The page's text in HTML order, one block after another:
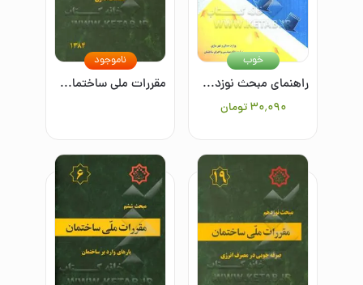
راهنمای مبحث نوزدهم مقررات ملی ساختمان (صرفه‌جویی در مصرف انرژی): عایق‌کاری حرارتی پوسته خارجی ساختمان‌ها/جلد 1
۳۰٬۰۹۰ تومان
خوب
مقررات ملی ساختمان ایران: مبحث دوم: نظامات اداری بانضمام: مجموعه شیوه‌نامه‌های مصوب اردیبهشت ماه 1384
ناموجود